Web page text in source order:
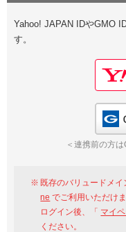
Google
GMO ID
※Amazon
Value
Google
GMO ID
Yahoo! JAPAN IDやGMO
す。
＜連携前の方
既存のバリュードメ
ne でご利用いただけま
ログイン後、「 マイ
ください。